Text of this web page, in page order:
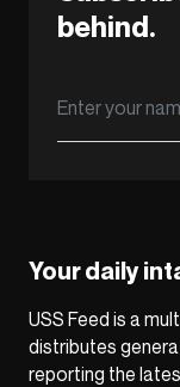
behind.
Your daily
USS Feed is a
distributes
reporting the